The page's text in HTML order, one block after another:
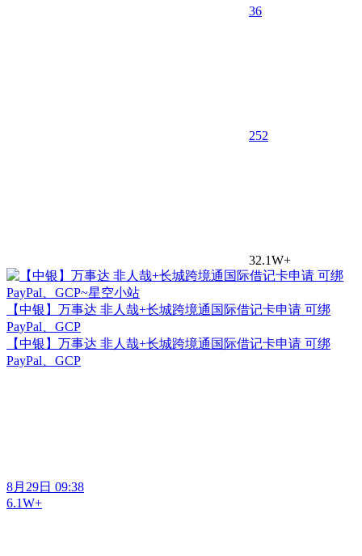
36
252
32.1W+
【中银】万事达 非人哉+长城跨境通国际借记卡申请 可绑
PayPal、GCP
【中银】万事达 非人哉+长城跨境通国际借记卡申请 可绑
PayPal、GCP
8月29日 09:38
6.1W+